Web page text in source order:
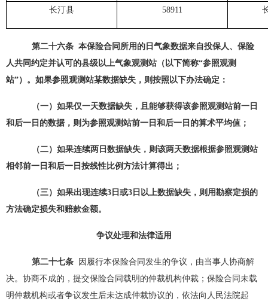
长汀县 58911
第二十六条 本保险合同所用的日 气象数据来自投保人、保险
人共同约定并认可的县级以上气象观测站（以下简称“参照观测
站”）。如果参照观测站某数据缺失，则按照以下办法确定：
（一）如果仅一天数据缺失，且能够获得该参照观测站前一日
和后一日的数据，则为参照观测站前一日和后一日的算术平均值；
（二）如果连续两日数据缺失，则该两天数据根据参照观测站
相邻前一日和后一日按线性比例方法计算得出；
（三）如果出现连续3日或3日以上数据缺失，则用勘察定损的
方法确定损失和赔款金额。
争议处理和法律适用
第二十七条
因履行本保险合同发生的争议，由当事人协商解
决。协商不成的，提交保险合同载明的仲裁机构仲裁；保险合同未载
明仲裁机构或者争议发生后未达成仲裁协议的，依法向人民法院起